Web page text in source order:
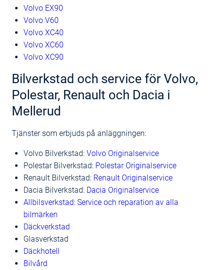
Volvo EX90
Volvo V60
Volvo XC40
Volvo XC60
Volvo XC90
Bilverkstad och service för Volvo,
Polestar, Renault och Dacia i
Mellerud
Tjänster som erbjuds på anläggningen:
Volvo Bilverkstad: Volvo Originalservice
Polestar Bilverkstad: Polestar Originalservice
Renault Bilverkstad: Renault Originalservice
Dacia Bilverkstad: Dacia Originalservice
Allbilsverkstad: Service och reparation av alla
bilmärken
Däckverkstad
Glasverkstad
Däckhotell
Bilvård